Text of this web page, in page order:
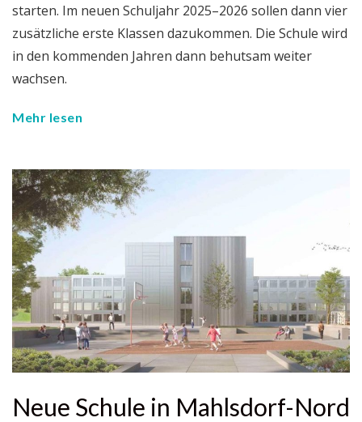
starten. Im neuen Schuljahr 2025–2026 sollen dann vier
zusätzliche erste Klassen dazukommen. Die Schule wird
in den kommenden Jahren dann behutsam weiter
wachsen.
Mehr lesen
Neue Schule in Mahlsdorf-Nord